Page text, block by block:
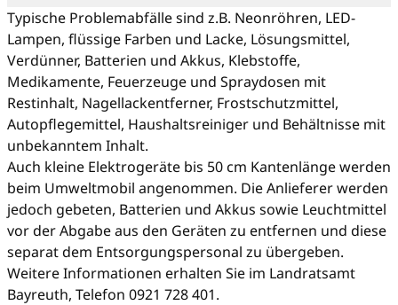
Typische Problemabfälle sind z.B. Neonröhren, LED-
Lampen, flüssige Farben und Lacke, Lösungsmittel,
Verdünner, Batterien und Akkus, Klebstoffe,
Medikamente, Feuerzeuge und Spraydosen mit
Restinhalt, Nagellackentferner, Frostschutzmittel,
Autopflegemittel, Haushaltsreiniger und Behältnisse mit
unbekanntem Inhalt.
Auch kleine Elektrogeräte bis 50 cm Kantenlänge werden
beim Umweltmobil angenommen. Die Anlieferer werden
jedoch gebeten, Batterien und Akkus sowie Leuchtmittel
vor der Abgabe aus den Geräten zu entfernen und diese
separat dem Entsorgungspersonal zu übergeben.
Weitere Informationen erhalten Sie im Landratsamt
Bayreuth, Telefon 0921 728 401.